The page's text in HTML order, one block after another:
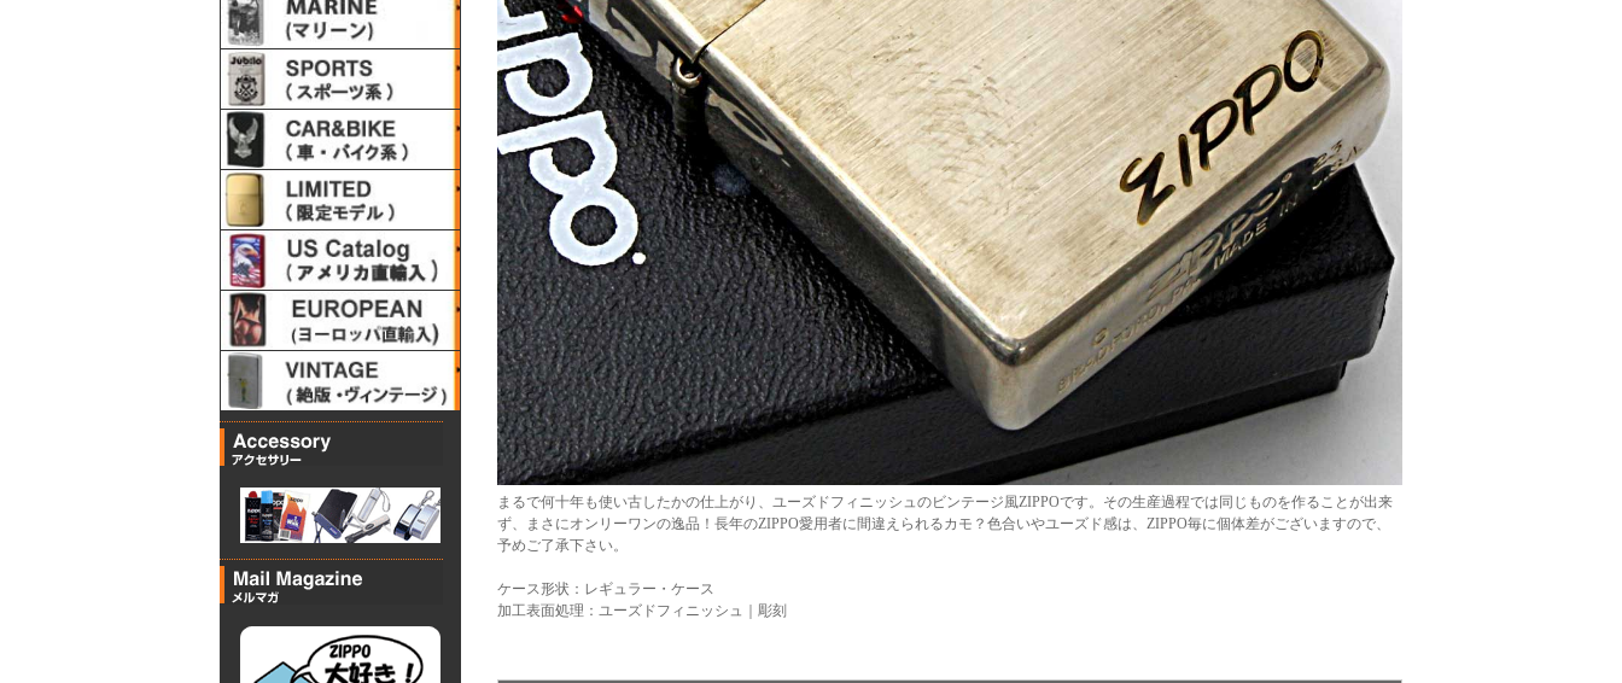
まるで何十年も使い古したかの仕上がり、ユーズドフィニッシュのビンテージ風ZIPPOです。その生産過程では同じものを作ることが出来
ず、まさにオンリーワンの逸品！長年のZIPPO愛用者に間違えられるカモ？色合いやユーズド感は、ZIPPO毎に個体差がございますので、
予めご了承下さい。
ケース形状：レギュラー・ケース
加工表面処理：ユーズドフィニッシュ｜彫刻